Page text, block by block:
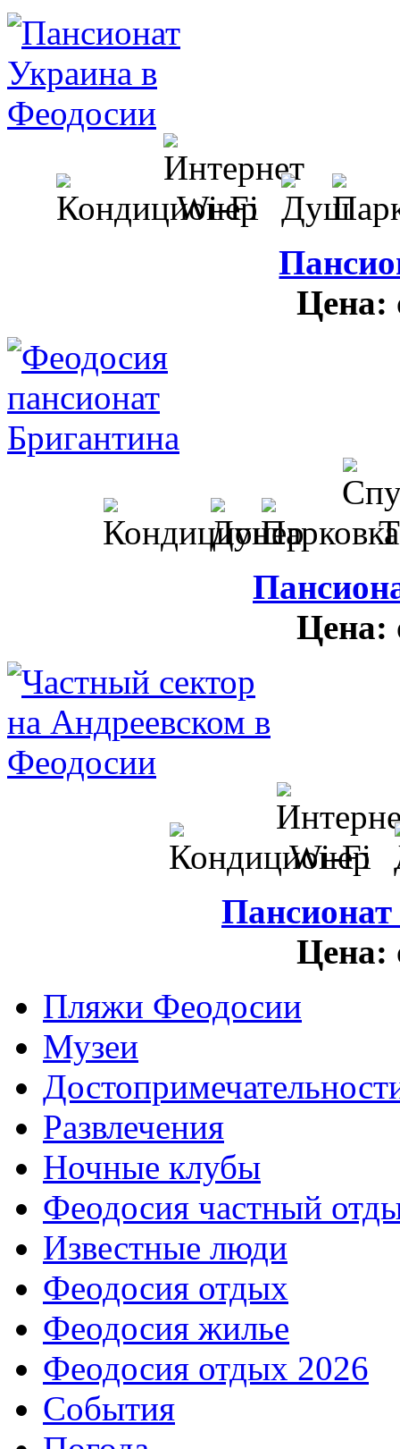
Цена:
Цена:
Цена:
Пляжи Феодосии
Музеи
Развлечения
Ночные клубы
Феодосия частный
Известные люди
Феодосия отдых
Феодосия жилье
Феодосия отдых 2026
События